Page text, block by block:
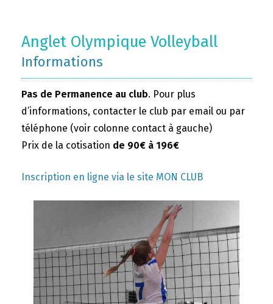
Anglet Olympique Volleyball
Informations
Pas de Permanence au club. Pour plus
d’informations, contacter le club par email ou par
téléphone (voir colonne contact à gauche)
Prix de la cotisation de 90€ à 196€
Inscription en ligne via le site MON CLUB